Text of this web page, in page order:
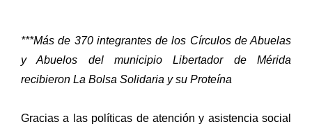
***Más de 370 integrantes de los Círculos de Abuelas
y Abuelos del municipio Libertador de Mérida
recibieron La Bolsa Solidaria y su Proteína
Gracias a las políticas de atención y asistencia social